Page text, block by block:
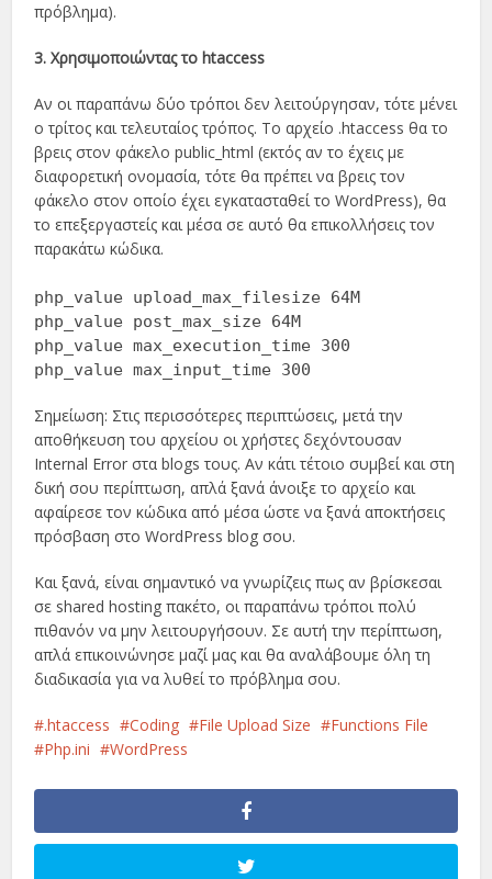
πρόβλημα).
3. Χρησιμοποιώντας το htaccess
Αν οι παραπάνω δύο τρόποι δεν λειτούργησαν, τότε μένει
ο τρίτος και τελευταίος τρόπος. Το αρχείο .htaccess θα το
βρεις στον φάκελο public_html (εκτός αν το έχεις με
διαφορετική ονομασία, τότε θα πρέπει να βρεις τον
φάκελο στον οποίο έχει εγκατασταθεί το WordPress), θα
το επεξεργαστείς και μέσα σε αυτό θα επικολλήσεις τον
παρακάτω κώδικα.
php_value upload_max_filesize 64M
php_value post_max_size 64M
php_value max_execution_time 300
php_value max_input_time 300
Σημείωση: Στις περισσότερες περιπτώσεις, μετά την
αποθήκευση του αρχείου οι χρήστες δεχόντουσαν
Internal Error στα blogs τους. Αν κάτι τέτοιο συμβεί και στη
δική σου περίπτωση, απλά ξανά άνοιξε το αρχείο και
αφαίρεσε τον κώδικα από μέσα ώστε να ξανά αποκτήσεις
πρόσβαση στο WordPress blog σου.
Και ξανά, είναι σημαντικό να γνωρίζεις πως αν βρίσκεσαι
σε shared hosting πακέτο, οι παραπάνω τρόποι πολύ
πιθανόν να μην λειτουργήσουν. Σε αυτή την περίπτωση,
απλά επικοινώνησε μαζί μας και θα αναλάβουμε όλη τη
διαδικασία για να λυθεί το πρόβλημα σου.
.htaccess Coding File Upload Size
Functions File
Php.ini
WordPress